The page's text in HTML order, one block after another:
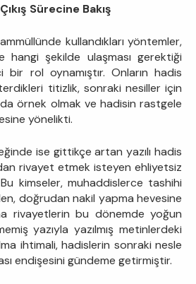
Sürecine Bakış
kullandıkları yöntemler,
hangi şekilde ulaşması gerektiği
bir rol oynamıştır. Onların hadis
titizlik, sonra­ki nesiller için
örnek olmak ve hadisin rast­gele
yönelikti.
ise gittikçe artan yazılı hadis
rivayet etmek isteyen ehliyetsiz
Bu kimseler, muhaddislerce tashihi
doğrudan nakil yapma hevesine
rivayetlerin bu dönemde yoğun
yazıyla yazılmış metinlerdeki
ihtimali, hadislerin sonraki nesle
endişesini gündeme getirmiştir.